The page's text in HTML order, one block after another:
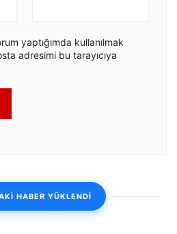
yaptığımda kullanılmak
adresimi bu tarayıcıya
HABER YÜKLENDİ